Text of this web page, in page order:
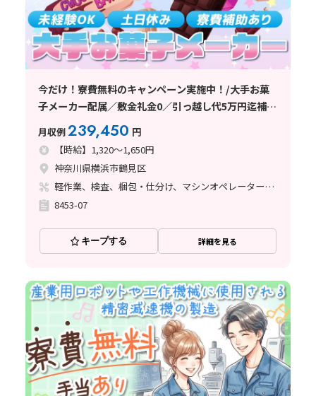
今だけ！寮費無料のキャンペーン実施中！/大手お菓
子メーカー配属／敷金礼金0／引っ越し代5万円迄補助
／赴任交通費全額会社負担
月収例239,450 円
【時給】1,320～1,650円
神奈川県横浜市鶴見区
軽作業、検査、梱包・仕分け、マシンオペレーター、清掃・洗浄、ライン作業、立ち作業
8453-07
キープする 詳細を見る